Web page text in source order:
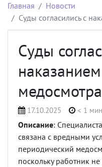
Главная
Новости
Суды согласились с
Суды
медосмотра
17.10.2025 < 1
Описание:
связана с вредными
периодический
поскольку работник